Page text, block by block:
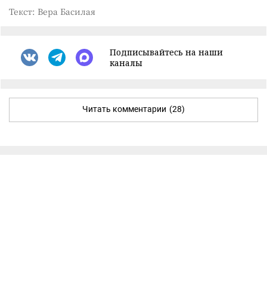
Текст: Вера Басилая
Подписывайтесь на наши
каналы
Читать комментарии (28)